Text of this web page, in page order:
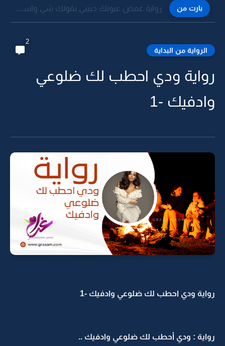
بارت من رواية غمض عيونك حبيبي بقولك شي واسمعني بقلب -20
الرواية من البداية
2
رواية ودي احطب لك ضلوعي
وادفيك -1
رواية ودي احطب لك ضلوعي وادفيك -1
رواية : ودي أحطب لك ضلوعي وادفيك ..